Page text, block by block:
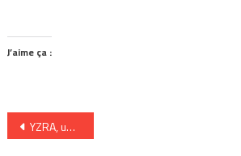
J’aime ça :
Navigation
YZRA, un groupe pop-folk lumineux